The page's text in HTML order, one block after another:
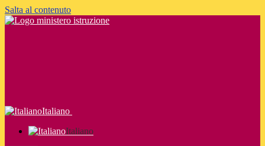
Salta al contenuto
Italiano
Italiano